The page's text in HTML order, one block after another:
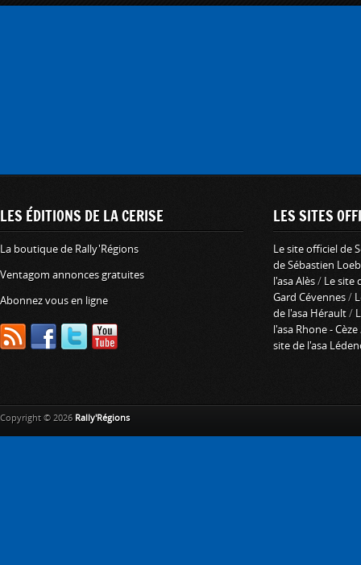
LES ÉDITIONS DE LA CERISE
La boutique de Rally'Régions
Ventagom annonces gratuites
Abonnez vous en ligne
LES SITES
Le site officiel de
de Sébastien Loeb
l'asa Alès/ Le site
Gard Cévennes/
de l'asa Hérault/
l'asa Rhone - Cèze
site de l'asa
Copyright © 2026 Rally'Régions